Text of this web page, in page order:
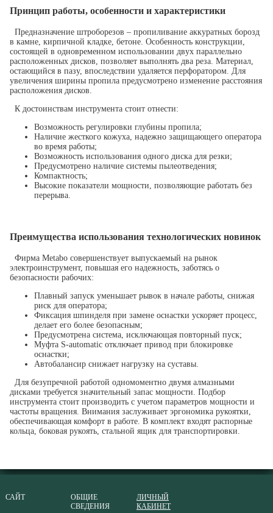
Принцип работы, особенности и характеристики
Предназначение штроборезов – пропиливание аккуратных борозд
в камне, кирпичной кладке, бетоне. Особенность конструкции,
состоящей в одновременном использовании двух параллельно
расположенных дисков, позволяет выполнять два реза. Материал,
остающийся в пазу, впоследствии удаляется перфоратором. Для
увеличения ширины пропила предусмотрено изменение расстояния
расположения дисков.
К достоинствам инструмента стоит отнести:
Возможность регулировки глубины пропила;
Наличие жесткого кожуха, надежно защищающего оператора
во время работы;
Возможность использования одного диска для резки;
Предусмотрено наличие системы пылеотведения;
Компактность;
Высокие показатели мощности, позволяющие работать без
перерыва.
Преимущества использования технологических новинок
Фирма Metabo совершенствует выпускаемый на рынок
электроинструмент, повышая его надежность, заботясь о
безопасности рабочих:
Плавный запуск уменьшает рывок в начале работы, снижая
риск для оператора;
Фиксация шпинделя при замене оснастки ускоряет процесс,
делает его более безопасным;
Предусмотрена система, исключающая повторный пуск;
Муфта S-automatic отключает привод при блокировке
оснастки;
Автобалансир снижает нагрузку на суставы.
Для безупречной работой одномоментно двумя алмазными
дисками требуется значительный запас мощности. Подбор
инструмента стоит производить с учетом параметров мощности и
частоты вращения. Внимания заслуживает эргономика рукоятки,
обеспечивающая комфорт в работе. В комплект входят распорные
кольца, боковая рукоять, стальной ящик для транспортировки.
САЙТ
ОБЩИЕ
СВЕДЕНИЯ
ЛИЧНЫЙ
КАБИНЕТ